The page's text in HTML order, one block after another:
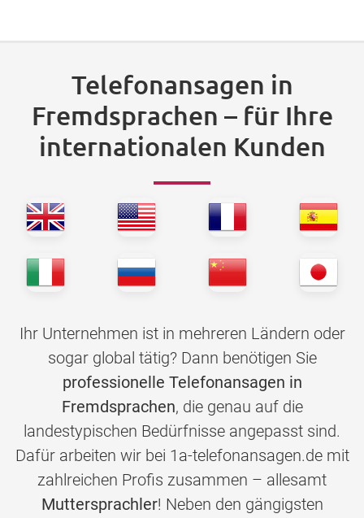
Telefonansagen in
Fremdsprachen – für Ihre
internationalen Kunden
Ihr Unternehmen ist in mehreren Ländern oder
sogar global tätig? Dann benötigen Sie
professionelle Telefonansagen in
Fremdsprachen, die genau auf die
landestypischen Bedürfnisse angepasst sind.
Dafür arbeiten wir bei 1a-telefonansagen.de mit
zahlreichen Profis zusammen – allesamt
Muttersprachler! Neben den gängigsten